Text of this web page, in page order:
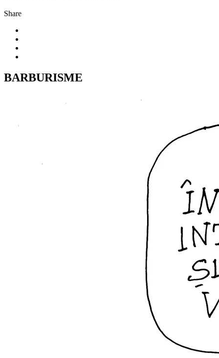
Share
BARBURISME